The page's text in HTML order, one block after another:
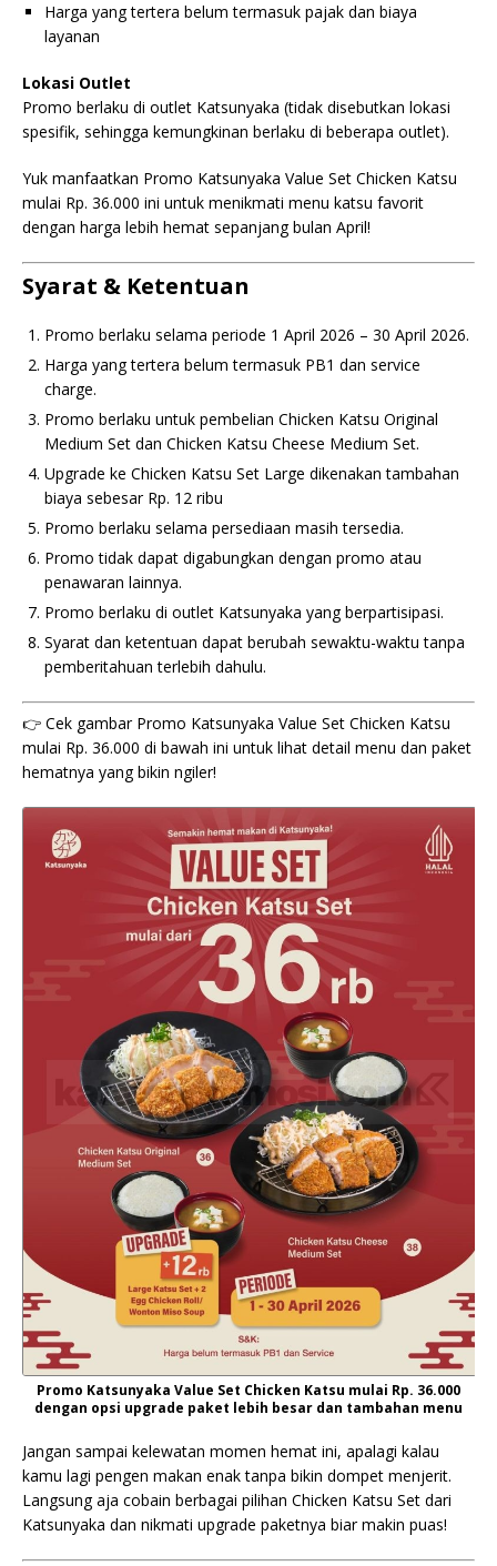
Harga yang tertera belum termasuk pajak dan biaya
layanan
Lokasi Outlet
Promo berlaku di outlet Katsunyaka (tidak disebutkan lokasi
spesifik, sehingga kemungkinan berlaku di beberapa outlet).
Yuk manfaatkan Promo Katsunyaka Value Set Chicken Katsu
mulai Rp. 36.000 ini untuk menikmati menu katsu favorit
dengan harga lebih hemat sepanjang bulan April!
Syarat & Ketentuan
Promo berlaku selama periode 1 April 2026 – 30 April 2026.
Harga yang tertera belum termasuk PB1 dan service
charge.
Promo berlaku untuk pembelian Chicken Katsu Original
Medium Set dan Chicken Katsu Cheese Medium Set.
Upgrade ke Chicken Katsu Set Large dikenakan tambahan
biaya sebesar Rp. 12 ribu
Promo berlaku selama persediaan masih tersedia.
Promo tidak dapat digabungkan dengan promo atau
penawaran lainnya.
Promo berlaku di outlet Katsunyaka yang berpartisipasi.
Syarat dan ketentuan dapat berubah sewaktu-waktu tanpa
pemberitahuan terlebih dahulu.
👉 Cek gambar Promo Katsunyaka Value Set Chicken Katsu
mulai Rp. 36.000 di bawah ini untuk lihat detail menu dan paket
hematnya yang bikin ngiler!
Promo Katsunyaka Value Set Chicken Katsu mulai Rp. 36.000
dengan opsi upgrade paket lebih besar dan tambahan menu
Jangan sampai kelewatan momen hemat ini, apalagi kalau
kamu lagi pengen makan enak tanpa bikin dompet menjerit.
Langsung aja cobain berbagai pilihan Chicken Katsu Set dari
Katsunyaka dan nikmati upgrade paketnya biar makin puas!